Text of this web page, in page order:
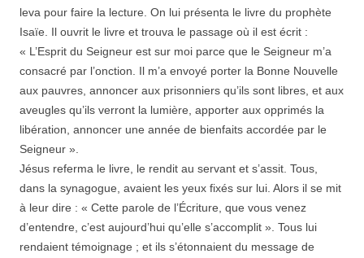
leva pour faire la lecture. On lui présenta le livre du prophète
Isaïe. Il ouvrit le livre et trouva le passage où il est écrit :
« L’Esprit du Seigneur est sur moi parce que le Seigneur m’a
consacré par l’onction. Il m’a envoyé porter la Bonne Nouvelle
aux pauvres, annoncer aux prisonniers qu’ils sont libres, et aux
aveugles qu’ils verront la lumière, apporter aux opprimés la
libération, annoncer une année de bienfaits accordée par le
Seigneur ».
Jésus referma le livre, le rendit au servant et s’assit. Tous,
dans la synagogue, avaient les yeux fixés sur lui. Alors il se mit
à leur dire : « Cette parole de l’Écriture, que vous venez
d’entendre, c’est aujourd’hui qu’elle s’accomplit ». Tous lui
rendaient témoignage ; et ils s’étonnaient du message de